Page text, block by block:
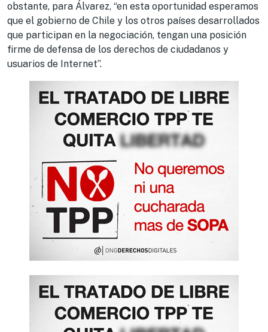
obstante, para Álvarez, “en esta oportunidad esperamos
que el gobierno de Chile y los otros países desarrollados
que participan en la negociación, tengan una posición
firme de defensa de los derechos de ciudadanos y
usuarios de Internet”.